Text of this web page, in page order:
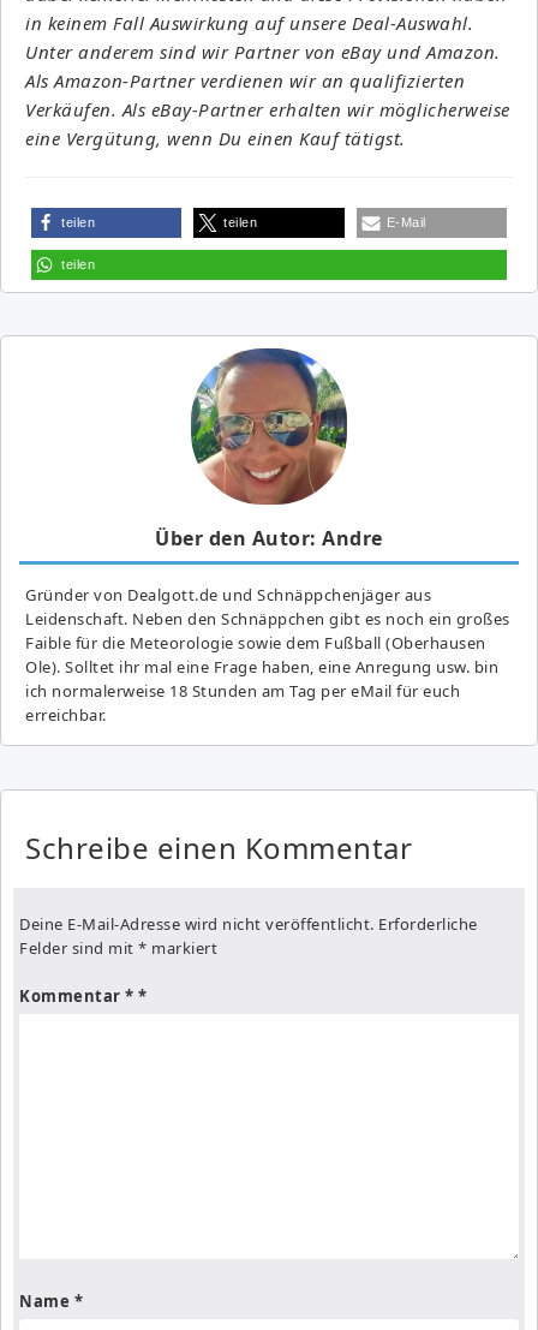
in keinem Fall Auswirkung auf unsere Deal-Auswahl.
Unter anderem sind wir Partner von eBay und Amazon.
Als Amazon-Partner verdienen wir an qualifizierten
Verkäufen. Als eBay-Partner erhalten wir möglicherweise
eine Vergütung, wenn Du einen Kauf tätigst.
teilen teilen E-Mail
teilen
Über den Autor: Andre
Gründer von Dealgott.de und Schnäppchenjäger aus
Leidenschaft. Neben den Schnäppchen gibt es noch ein großes
Fai­ble für die Meteorologie sowie dem Fußball (Oberhausen
Ole). Solltet ihr mal eine Frage haben, eine Anregung usw. bin
ich normalerweise 18 Stunden am Tag per eMail für euch
erreichbar.
Schreibe einen Kommentar
Deine E-Mail-Adresse wird nicht veröffentlicht. Erforderliche
Felder sind mit * markiert
Kommentar *
Name *